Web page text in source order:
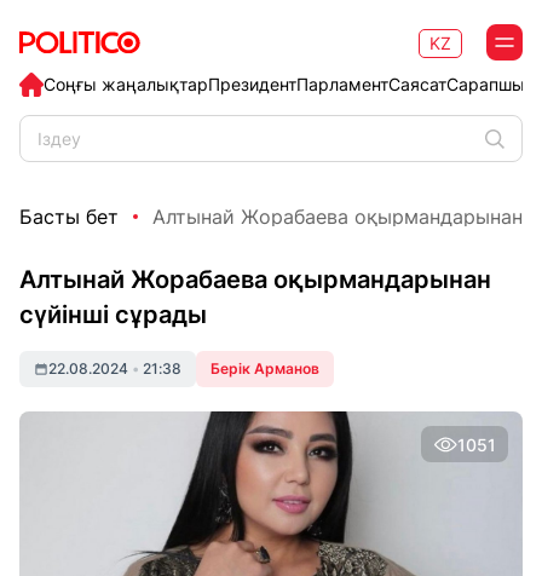
Соңғы жаңалықтарПрезидентПарламентСаясат
KZ
Басты бет Алтынай Жорабаева оқырмандарынан
Алтынай Жорабаева оқырмандарынан
сүйінші сұрады
22.08.2024 • 21:38 Берік Арманов
1051